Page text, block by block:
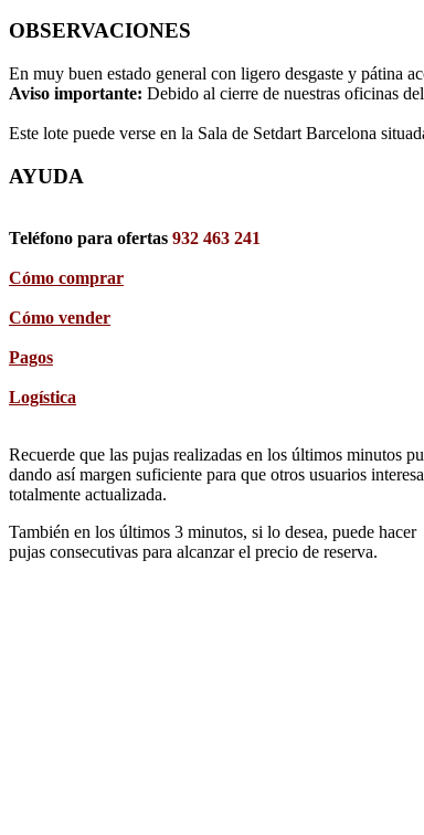
OBSERVACIONES
En muy buen estado general con ligero desgaste y pátina
Aviso importante: Debido al cierre de nuestras oficinas
Este lote puede verse en la Sala de Setdart Barcelona
AYUDA
Teléfono para ofertas 932 463 241
Cómo comprar
Cómo vender
Pagos
Logística
Recuerde que las pujas realizadas en los últimos minutos
dando así margen suficiente para que otros usuarios
totalmente actualizada.
También en los últimos 3 minutos, si lo desea, puede hacer
pujas consecutivas para alcanzar el precio de reserva.